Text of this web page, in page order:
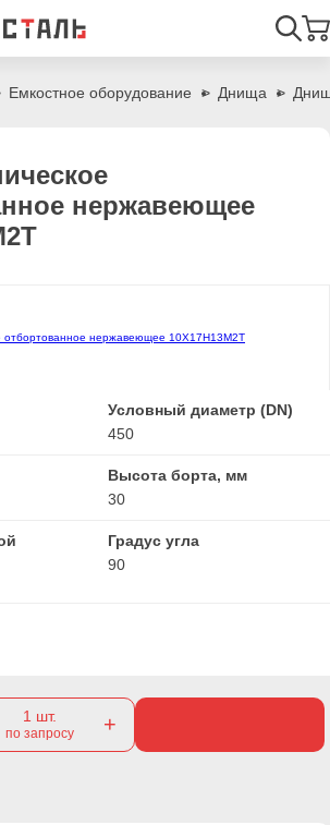
Емкостное оборудование Днища
нержавеющее
Условный диаметр (DN)
450
Высота борта, мм
30
Градус угла
90
1 шт.
по запросу +